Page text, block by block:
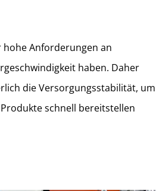
hohe Anforderungen an
haben. Daher
die Versorgungsstabilität, um
schnell bereitstellen